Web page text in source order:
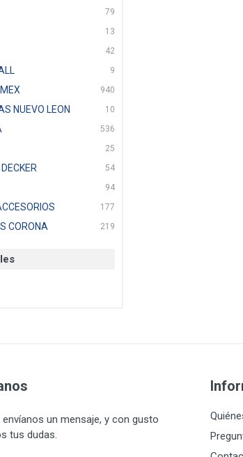
79
13
42
9
940
NUEVO LEON 10
536
25
54
94
177
CORONA 219
251
un mensaje, y con gusto
tus dudas.